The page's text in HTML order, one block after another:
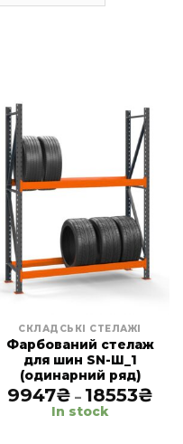
СКЛАДСЬКІ СТЕЛАЖІ
Фарбований стелаж
для шин SN-Ш_1
(одинарний ряд)
9947₴ – 18553₴
In stock